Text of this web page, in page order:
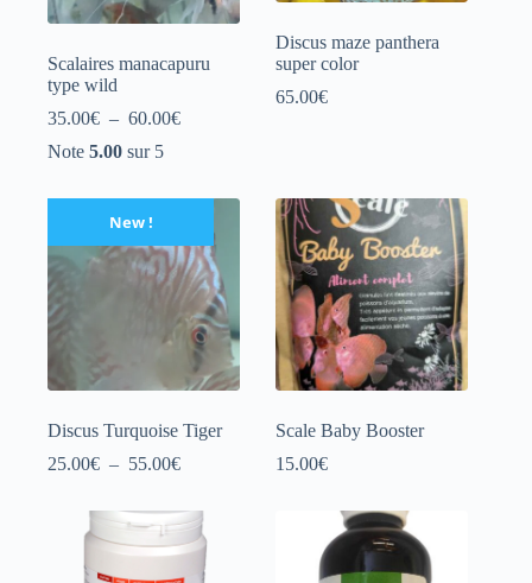
Scalaires manacapuru
type wild
35.00€ – 60.00€Plage
à
Note 5.00 sur 5
Discus maze panthera
super color
65.00€
New !
Discus Turquoise Tiger
25.00€ – 55.00€Plage
prix :
25.00€
à
55.00€
Scale Baby Booster
15.00€